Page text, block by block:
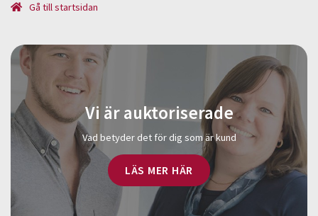
Gå till startsidan
Vi är auktoriserade
Vad betyder det för dig som är kund
LÄS MER HÄR